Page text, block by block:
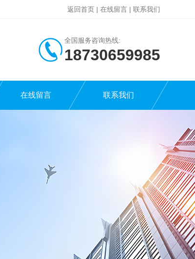
返回首页 | 在线留言 | 联系我们
全国服务咨询热线:
18730659985
在线留言 联系我们